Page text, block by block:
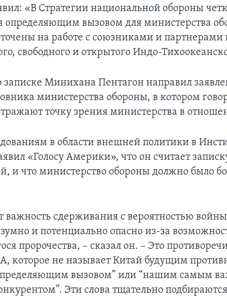
«В Стратегии национальной обороны
определяющим вызовом для министерства
на работе с союзниками и партнерами
свободного и открытого Индо-
записке Минихана Пентагон направил
министерства обороны, в котором
точку зрения министерства в
в области внешней политики в
«Голосу Америки», что он считает
и что министерство обороны должно было
важность сдерживания с вероятностью
и потенциально опасно из-за
пророчества, – сказал он. – Это
которое не называет Китай будущим
вызовом” или “нашим самым
Эти слова тщательно